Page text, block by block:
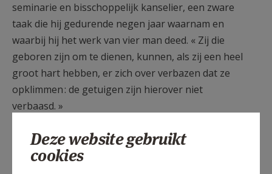
seminarie en bisschoppelijk kanselier, een zware
taak die hij gedurende negen jaar waarnam en
waarbij hij het werk van vier man deed. « Zij die
geboren zijn om te dienen, kunnen, als zij een heel
groot hart hebben, er zich over verbazen dat ze
opklimmen : de getuigen zijn hierover niet
verbaasd. »
De dood van zijn bisschop confronteerde hem voor
de eerste keer met de administratie van het nieuwe
koninkrijk Italië, die op willekeurige wijze had
Deze website gebruikt
cookies